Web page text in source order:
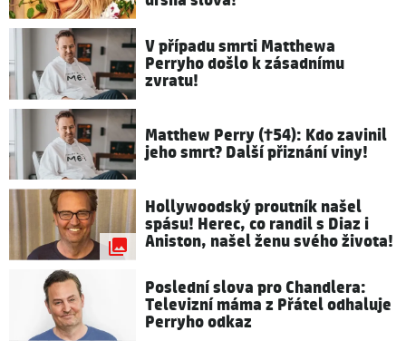
V případu smrti Matthewa
Perryho došlo k zásadnímu
zvratu!
Matthew Perry (†54): Kdo zavinil
jeho smrt? Další přiznání viny!
Hollywoodský proutník našel
spásu! Herec, co randil s Diaz i
Aniston, našel ženu svého života!
Poslední slova pro Chandlera:
Televizní máma z Přátel odhaluje
Perryho odkaz